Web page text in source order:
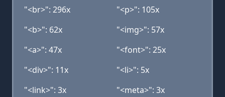
"<br>": 296x
"<p>": 105x
"<b>": 62x
"<img>": 57x
"<a>": 47x
"<font>": 25x
"<div>": 11x
"<li>": 5x
"<link>": 3x
"<meta>": 3x